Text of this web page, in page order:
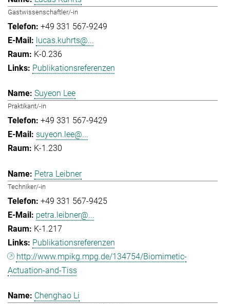
Gastwissenschaftler/-in
+49 331 567-9249
lucas.kuhrts@...
K-0.236
Publikationsreferenzen
Suyeon Lee
Praktikant/-in
+49 331 567-9429
suyeon.lee@...
K-1.230
Petra Leibner
Techniker/-in
+49 331 567-9425
petra.leibner@...
K-1.217
Publikationsreferenzen
http://www.mpikg.mpg.de/134754/Biomimetic-
Actuation-and-Tiss
Chenghao Li